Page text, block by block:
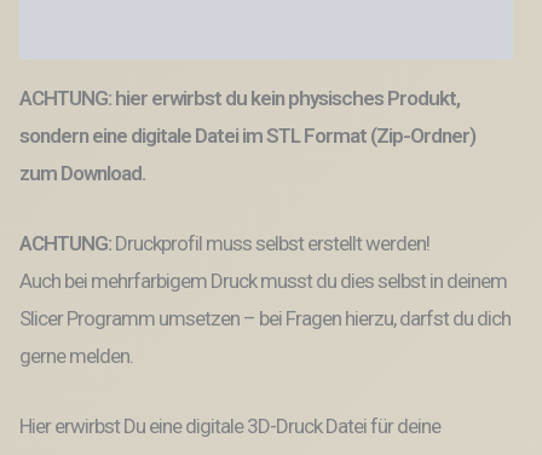
stecken
Druck
Datei
Schulkind
ACHTUNG: hier erwirbst du kein physisches Produkt,
sondern eine digitale Datei im STL Format (Zip-Ordner)
zum Download.
ACHTUNG: Druckprofil muss selbst erstellt werden!
Auch bei mehrfarbigem Druck musst du dies selbst in deinem
Slicer Programm umsetzen – bei Fragen hierzu, darfst du dich
gerne melden.
Hier erwirbst Du eine digitale 3D-Druck Datei für deine